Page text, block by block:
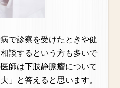
で診察を受けたときや健
談するという方も多いで
師は下肢静脈瘤について
」と答えると思います。